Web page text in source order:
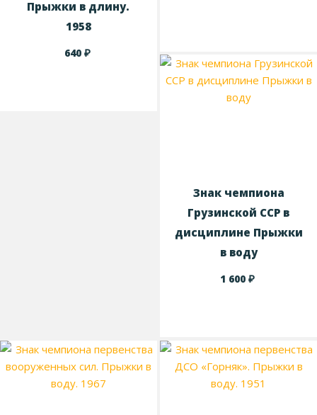
Прыжки в длину.
1958
640 ₽
Знак чемпиона
Грузинской ССР в
дисциплине Прыжки
в воду
1 600₽